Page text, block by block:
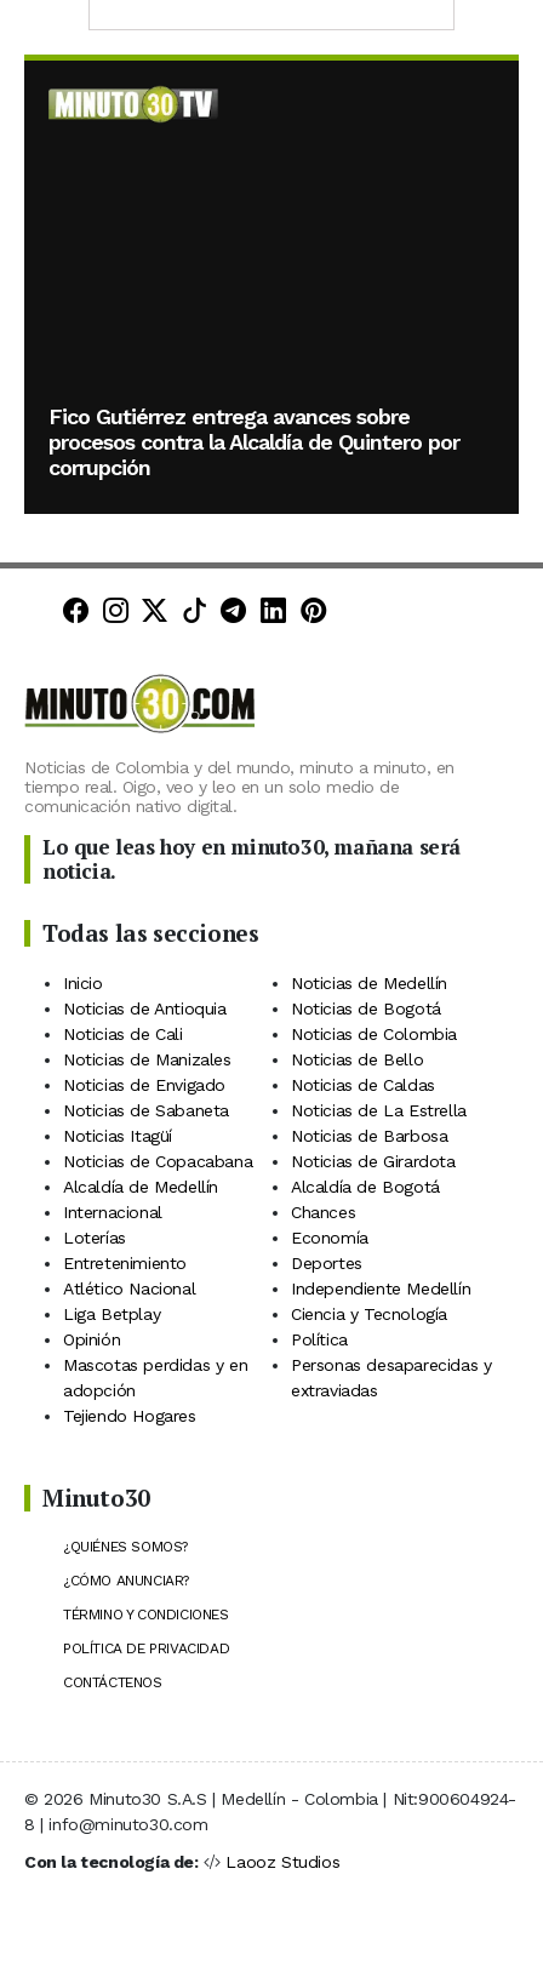
Fico Gutiérrez entrega avances sobre
procesos contra la Alcaldía de Quintero por
corrupción
Minuto30 en Facebook
Minuto30 en Instagram
Minuto30 en X (Twitter)
Minuto30 en TikTok
Canal de Minuto30 en
Minuto30 en LinkedIn
Minuto30 en
Noticias de Colombia y del mundo, minuto a minuto, en
tiempo real. Oigo, veo y leo en un solo medio de
comunicación nativo digital.
Lo que leas hoy en minuto30, mañana será
noticia.
Todas las secciones
Inicio
Noticias de Medellín
Noticias de Antioquia
Noticias de Bogotá
Noticias de Cali
Noticias de Colombia
Noticias de Manizales
Noticias de Bello
Noticias de Envigado
Noticias de Caldas
Noticias de Sabaneta
Noticias de La Estrella
Noticias Itagüí
Noticias de Barbosa
Noticias de Copacabana
Noticias de Girardota
Alcaldía de Medellín
Alcaldía de Bogotá
Internacional
Chances
Loterías
Economía
Entretenimiento
Deportes
Atlético Nacional
Independiente Medellín
Liga Betplay
Ciencia y Tecnología
Opinión
Política
Mascotas perdidas y en
adopción
Personas desaparecidas y
extraviadas
Tejiendo Hogares
Minuto30
¿QUIÉNES SOMOS?
¿CÓMO ANUNCIAR?
TÉRMINO Y CONDICIONES
POLÍTICA DE PRIVACIDAD
CONTÁCTENOS
© 2026 Minuto30 S.A.S | Medellín - Colombia | Nit:900604924-
8 | info@minuto30.com
Con la tecnología de:
Laooz Studios